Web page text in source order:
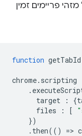
פריימים זמין
function getTabId
chrome. scripting
.
target
: {
files
: [
})
. then(() =>